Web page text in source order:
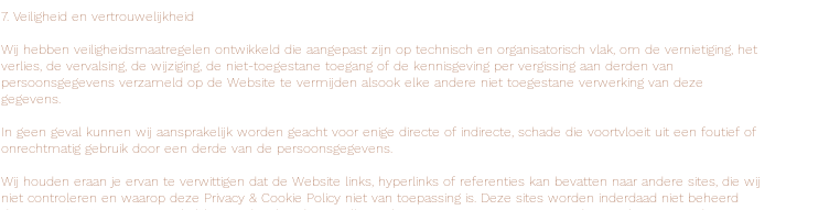
7. Veiligheid en vertrouwelijkheid
Wij hebben veiligheidsmaatregelen ontwikkeld die aangepast zijn op technisch en organisatorisch vlak, om de vernietiging, het
verlies, de vervalsing, de wijziging, de niet-toegestane toegang of de kennisgeving per vergissing aan derden van
persoonsgegevens verzameld op de Website te vermijden alsook elke andere niet toegestane verwerking van deze
gegevens.
In geen geval kunnen wij aansprakelijk worden geacht voor enige directe of indirecte, schade die voortvloeit uit een foutief of
onrechtmatig gebruik door een derde van de persoonsgegevens.
Wij houden eraan je ervan te verwittigen dat de Website links, hyperlinks of referenties kan bevatten naar andere sites, die wij
niet controleren en waarop deze Privacy & Cookie Policy niet van toepassing is. Deze sites worden inderdaad niet beheerd